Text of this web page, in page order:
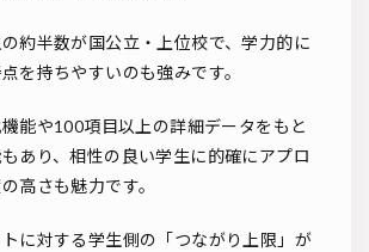
約半数が国公立・上位校で、学力的に
を持ちやすいのも強みです。
能や100項目以上の詳細データをもと
あり、相性の良い学生に的確にアプロ
高さも魅力です。
に対する学生側の「つながり上限」が